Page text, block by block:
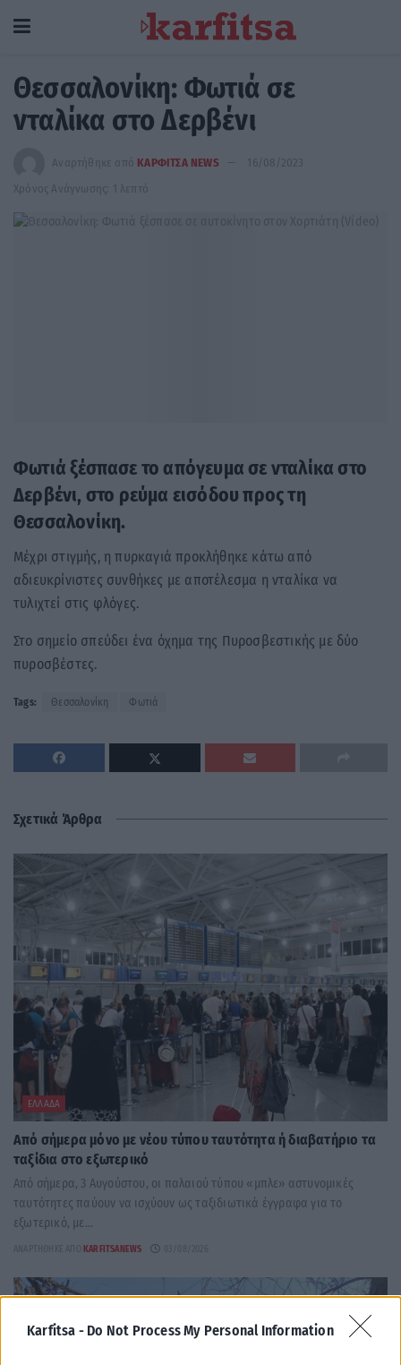
Karfitsa - Do Not Process My Personal Information
Θεσσαλονίκη: Φωτιά σε
νταλίκα στο Δερβένι
Αναρτήθηκε από ΚΑΡΦΙΤΣΑ NEWS
16/08/2023
Χρόνος Ανάγνωσης: 1 λεπτό
Φωτιά ξέσπασε το απόγευμα σε νταλίκα στο
Δερβένι, στο ρεύμα εισόδου προς τη
Θεσσαλονίκη.
Μέχρι στιγμής, η πυρκαγιά προκλήθηκε κάτω από
αδιευκρίνιστες συνθήκες με αποτέλεσμα η νταλίκα να
τυλιχτεί στις φλόγες.
Στο σημείο σπεύδει ένα όχημα της Πυροσβεστικής με δύο
πυροσβέστες.
Tags: Θεσσαλονίκη Φωτιά
Σχετικά Άρθρα
ΕΛΛΆΔΑ
Από σήμερα μόνο με νέου τύπου ταυτότητα ή διαβατήριο τα
ταξίδια στο εξωτερικό
Από σήμερα, 3 Αυγούστου, οι παλαιού τύπου «μπλε» αστυνομικές
ταυτότητες παύουν να ισχύουν ως ταξιδιωτικά έγγραφα για το
εξωτερικό, με...
ΑΝΑΡΤΉΘΗΚΕ ΑΠΌ KARFITSANEWS